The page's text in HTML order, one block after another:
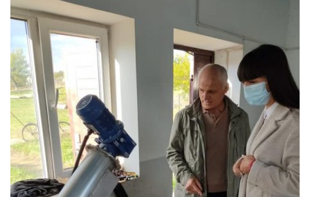
publice
IET
„Albinuța”
Gimnaziul
„Alexandrina
Rusu”